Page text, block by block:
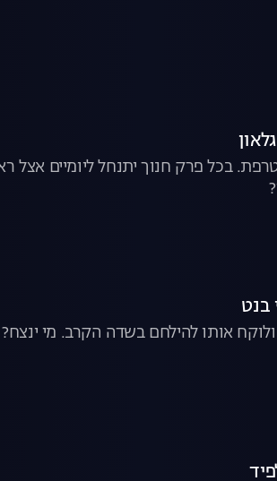
בכל פרק חנוך יתנחל ליומיים
אותו להילחם בשדה הקרב. מי ינצח?